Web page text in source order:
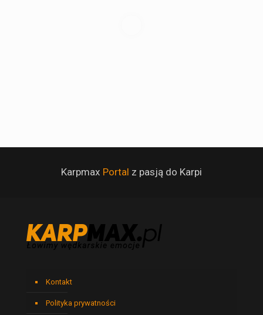
Karpmax Portal z pasją do Karpi
Kontakt
Polityka prywatności